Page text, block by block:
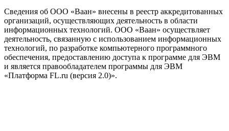
Сведения об ООО «Ваан» внесены в реестр аккредитованных
организаций, осуществляющих деятельность в области
информационных технологий. ООО «Ваан» осуществляет
деятельность, связанную с использованием информационных
технологий, по разработке компьютерного программного
обеспечения, предоставлению доступа к программе для ЭВМ
и является правообладателем программы для ЭВМ
«Платформа FL.ru (версия 2.0)».